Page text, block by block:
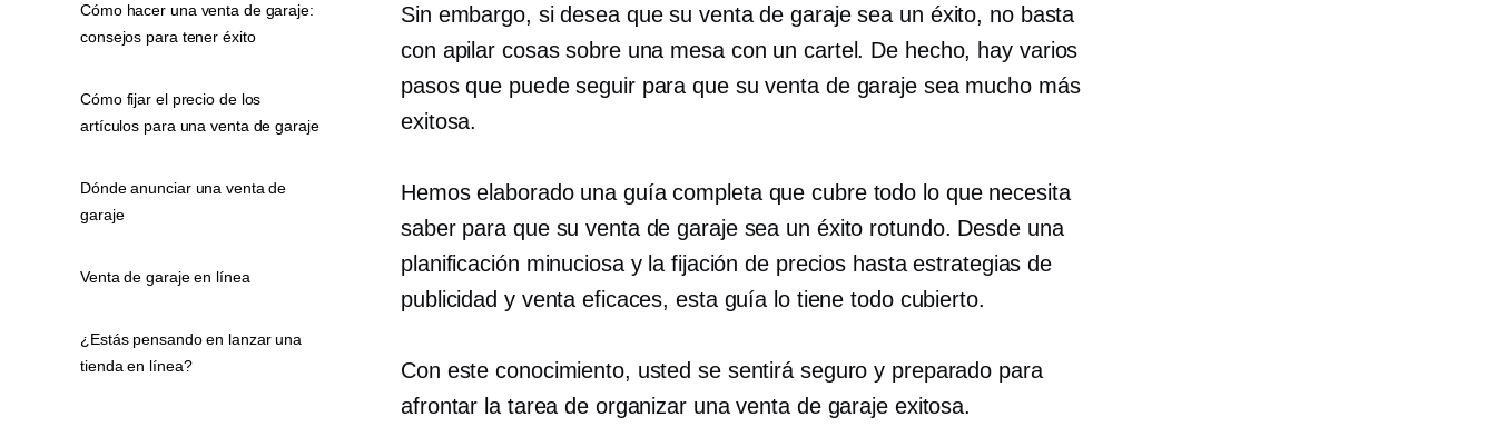
Sin embargo, si desea que su venta de garaje sea un éxito, no basta
con apilar cosas sobre una mesa con un cartel. De hecho, hay varios
pasos que puede seguir para que su venta de garaje sea mucho más
exitosa.
Hemos elaborado una guía completa que cubre todo lo que necesita
saber para que su venta de garaje sea un éxito rotundo. Desde una
planificación minuciosa y la fijación de precios hasta estrategias de
publicidad y venta eficaces, esta guía lo tiene todo cubierto.
Con este conocimiento, usted se sentirá seguro y preparado para
afrontar la tarea de organizar una venta de garaje exitosa.
Cómo hacer una venta de garaje:
consejos para tener éxito
Cómo fijar el precio de los
artículos para una venta de garaje
Dónde anunciar una venta de
garaje
Venta de garaje en línea
¿Estás pensando en lanzar una
tienda en línea?